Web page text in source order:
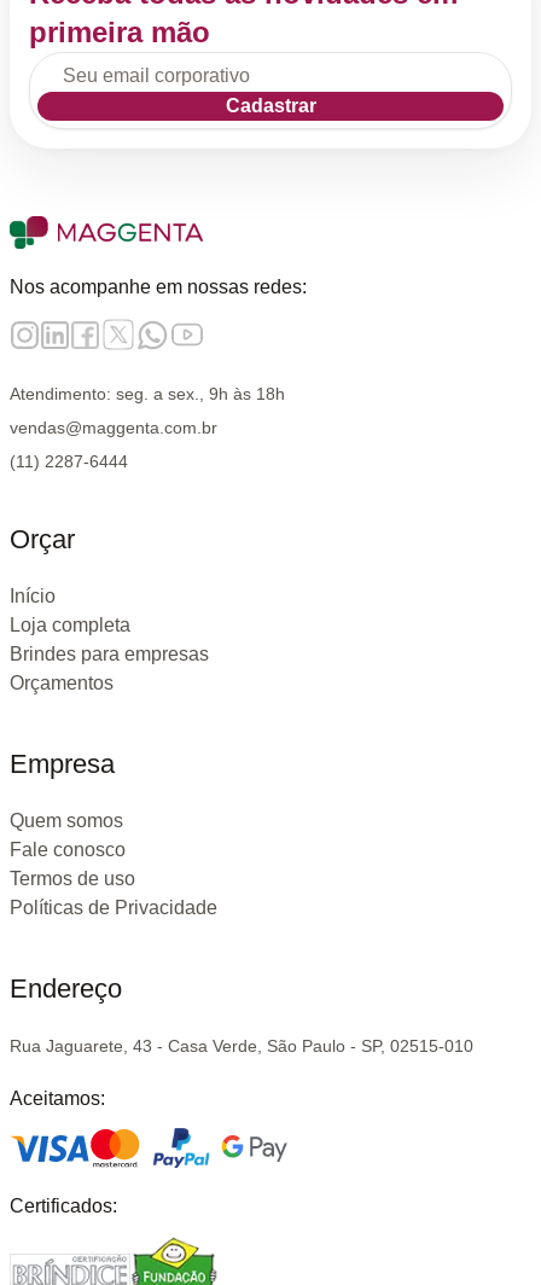
primeira mão
Cadastrar
Nos acompanhe em nossas redes:
Atendimento: seg. a sex., 9h às 18h
vendas@maggenta.com.br
(11) 2287-6444
Orçar
Início
Loja completa
Brindes para empresas
Orçamentos
Empresa
Quem somos
Fale conosco
Termos de uso
Políticas de Privacidade
Endereço
Rua Jaguarete, 43 - Casa Verde, São Paulo - SP, 02515-010
Aceitamos:
Certificados: